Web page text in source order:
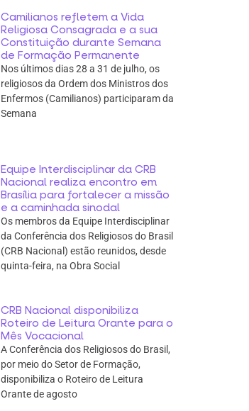
Camilianos refletem a Vida
Religiosa Consagrada e a sua
Constituição durante Semana
de Formação Permanente
Nos últimos dias 28 a 31 de julho, os
religiosos da Ordem dos Ministros dos
Enfermos (Camilianos) participaram da
Semana
Equipe Interdisciplinar da CRB
Nacional realiza encontro em
Brasília para fortalecer a missão
e a caminhada sinodal
Os membros da Equipe Interdisciplinar
da Conferência dos Religiosos do Brasil
(CRB Nacional) estão reunidos, desde
quinta-feira, na Obra Social
CRB Nacional disponibiliza
Roteiro de Leitura Orante para o
Mês Vocacional
A Conferência dos Religiosos do Brasil,
por meio do Setor de Formação,
disponibiliza o Roteiro de Leitura
Orante de agosto